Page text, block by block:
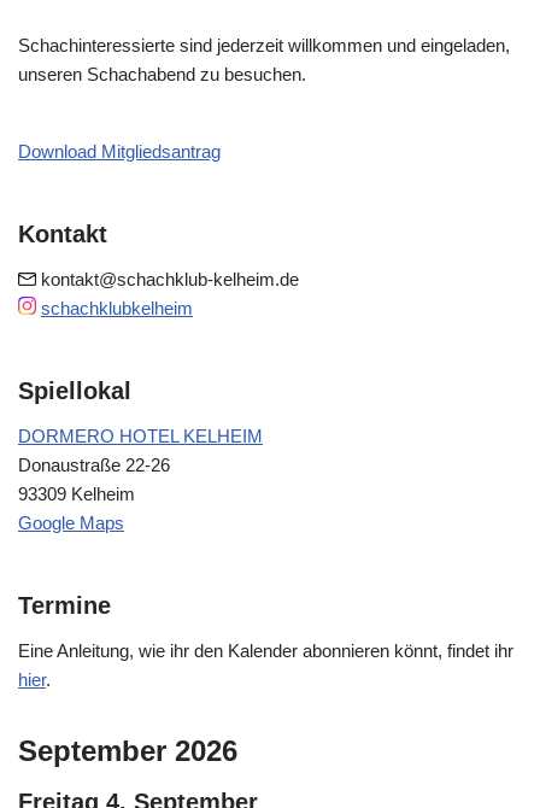
Schachinteressierte sind jederzeit willkommen und eingeladen,
unseren Schachabend zu besuchen.
Download Mitgliedsantrag
Kontakt
kontakt@schachklub-kelheim.de
schachklubkelheim
Spiellokal
DORMERO HOTEL KELHEIM
Donaustraße 22-26
93309 Kelheim
Google Maps
Termine
Eine Anleitung, wie ihr den Kalender abonnieren könnt, findet ihr
hier.
September 2026
Freitag 4. September